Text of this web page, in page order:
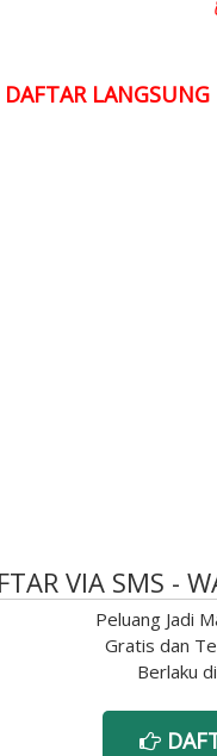
DAFTAR
VIA SMS -
Peluang Jadi
Gratis dan
Berlaku